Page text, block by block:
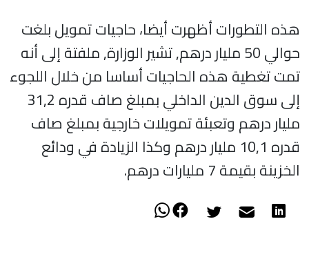
هذه التطورات أظهرت أيضا، حاجيات تمويل بلغت
حوالي 50 مليار درهم, تشير الوزارة, ملفتة إلى أنه
تمت تغطية هذه الحاجيات أساسا من خلال اللجوء
إلى سوق الدين الداخلي بمبلغ صاف قدره 31,2
مليار درهم وتعبئة تمويلات خارجية بمبلغ صاف
قدره 10,1 مليار درهم وكذا الزيادة في ودائع
الخزينة بقيمة 7 مليارات درهم.